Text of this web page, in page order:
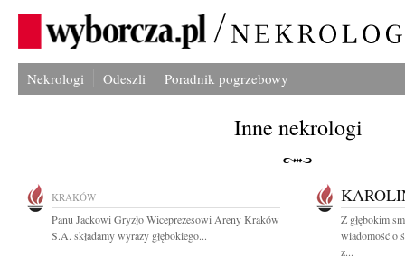
Nekrologi Odeszli Poradnik pogrzebowy
Inne nekrologi
KRAKÓW
Panu Jackowi Gryzło Wiceprezesowi Areny Kraków
S.A. składamy wyrazy głębokiego...
Z głębokim
wiadomość o
z...